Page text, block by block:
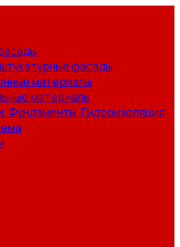
фасады
материалы
материалы
Фундаменты, Гидроизоляция